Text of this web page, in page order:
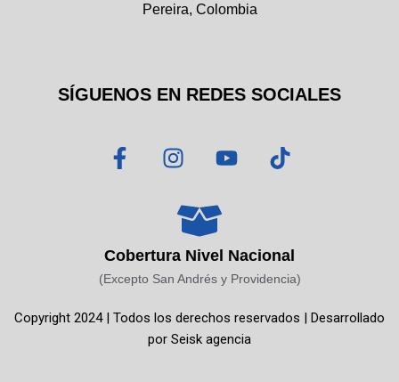
Pereira, Colombia
SÍGUENOS EN REDES SOCIALES
F
a
o
o
-
I
n
t
a
g
r
m
Y
o
b
e
T
i
k
Cobertura Nivel Nacional
(Excepto San Andrés y Providencia)
Copyright 2024 | Todos los derechos reservados | Desarrollado
por Seisk agencia